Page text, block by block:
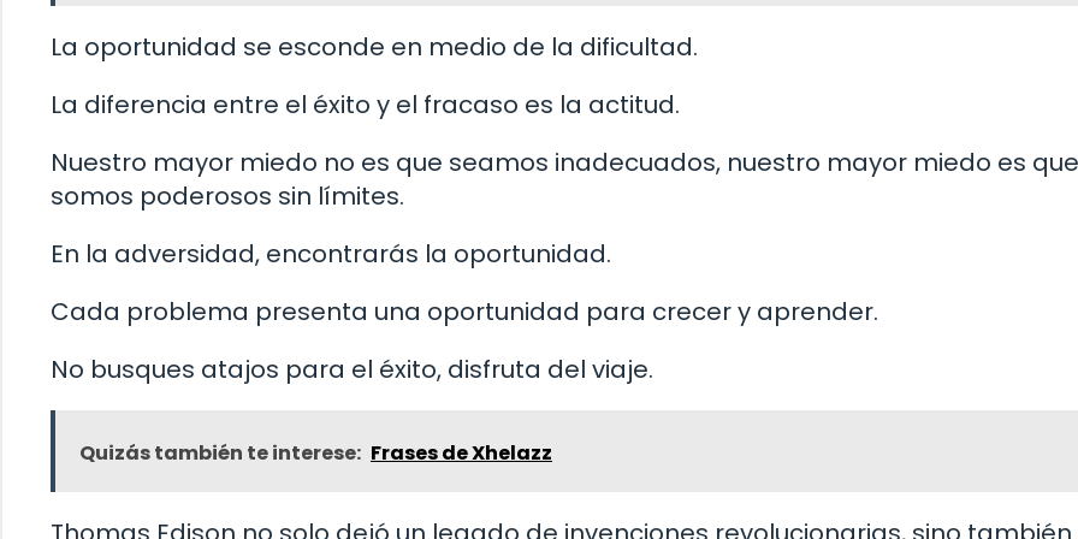
La oportunidad se esconde en medio de la dificultad.
La diferencia entre el éxito y el fracaso es la actitud.
Nuestro mayor miedo no es que seamos inadecuados, nuestro mayor miedo es que
somos poderosos sin límites.
En la adversidad, encontrarás la oportunidad.
Cada problema presenta una oportunidad para crecer y aprender.
No busques atajos para el éxito, disfruta del viaje.
Quizás también te interese: Frases de Xhelazz